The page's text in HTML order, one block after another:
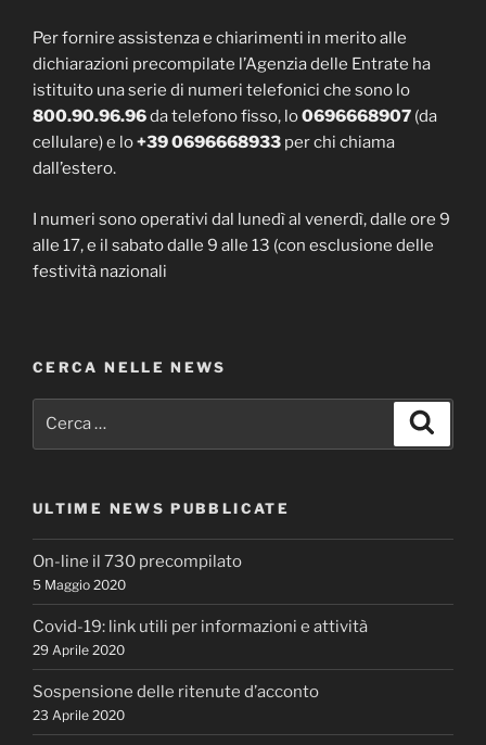
Per fornire assistenza e chiarimenti in merito alle
dichiarazioni precompilate l’Agenzia delle Entrate ha
istituito una serie di numeri telefonici che sono lo
800.90.96.96da telefono fisso, lo0696668907 (da
cellulare) e lo+39 0696668933 per chi chiama
dall’estero.
I numeri sono operativi dal lunedì al venerdì, dalle ore 9
alle 17, e il sabato dalle 9 alle 13 (con esclusione delle
festività nazionali
CERCA NELLE NEWS
ULTIME NEWS PUBBLICATE
On-line il 730 precompilato
5 Maggio 2020
Covid-19: link utili per informazioni e attività
29 Aprile 2020
Sospensione delle ritenute d’acconto
23 Aprile 2020